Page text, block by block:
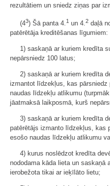
rezultātiem un sniedz ziņas par
(43) Šā panta 4.1 un 4.2 daļā
patērētāja kreditēšanas līgumiem:
1) saskaņā ar kuriem kredīta
nepārsniedz 100 latus;
2) saskaņā ar kuriem kredīta
izmantot līdzekļus, kas pārsniedz
naudas līdzekļu atlikumu
jāatmaksā laikposmā, kurš
3) saskaņā ar kuriem kredīta
patērētājs izmanto līdzekļus, kas
esošo naudas līdzekļu atlikumu
4) kurus noslēdzot kredīta
nododama kāda lieta un saskaņā
ierobežota tikai ar ieķīlāto lietu;